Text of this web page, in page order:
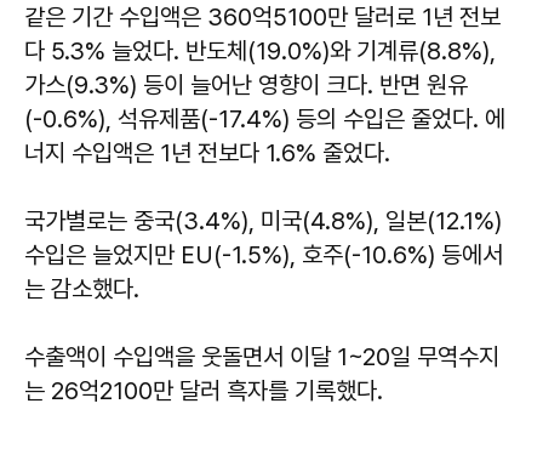
같은 기간 수입액은 360억5100만 달러로 1년 전보
다 5.3% 늘었다. 반도체(19.0%)와 기계류(8.8%),
가스(9.3%) 등이 늘어난 영향이 크다. 반면 원유
(-0.6%), 석유제품(-17.4%) 등의 수입은 줄었다. 에
너지 수입액은 1년 전보다 1.6% 줄었다.
국가별로는 중국(3.4%), 미국(4.8%), 일본(12.1%)
수입은 늘었지만 EU(-1.5%), 호주(-10.6%) 등에서
는 감소했다.
수출액이 수입액을 웃돌면서 이달 1~20일 무역수지
는 26억2100만 달러 흑자를 기록했다.